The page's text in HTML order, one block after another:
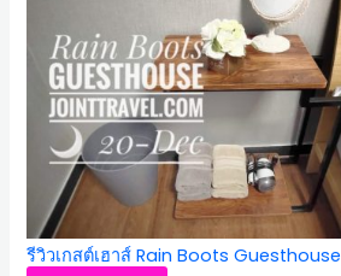
รีวิวเกสต์เฮาส์ Rain Boots Guesthouse